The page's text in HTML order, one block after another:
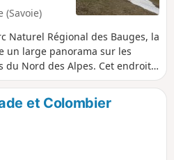
(Savoie)
Naturel Régional des Bauges, la
un large panorama sur les
du Nord des Alpes. Cet endroit
les parapentes et les
et Colombier